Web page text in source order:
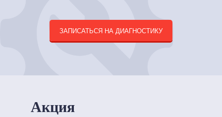
ЗАПИСАТЬСЯ НА ДИАГНОСТИКУ
Акция